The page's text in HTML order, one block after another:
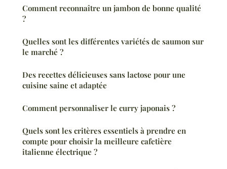
Comment reconnaître un jambon de bonne qualité
?
Quelles sont les différentes variétés de saumon sur
le marché ?
Des recettes délicieuses sans lactose pour une
cuisine saine et adaptée
Comment personnaliser le curry japonais ?
Quels sont les critères essentiels à prendre en
compte pour choisir la meilleure cafetière
italienne électrique ?